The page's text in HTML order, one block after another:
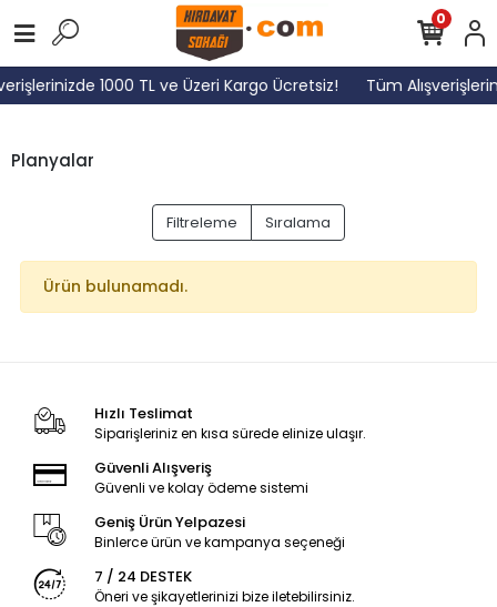
1000 TL ve Üzeri Kargo Ücretsiz! Tüm
0
Planyalar
Filtreleme Sıralama
Ürün bulunamadı.
Hızlı Teslimat
Siparişleriniz en kısa sürede elinize ulaşır.
Güvenli Alışveriş
Güvenli ve kolay ödeme sistemi
Geniş Ürün Yelpazesi
Binlerce ürün ve kampanya seçeneği
7 / 24 DESTEK
Öneri ve şikayetlerinizi bize iletebilirsiniz.